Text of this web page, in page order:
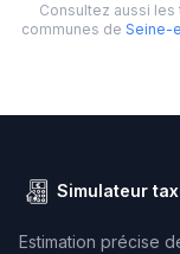
Consultez aussi
communes de Seine-
Simulateur
Estimation précise